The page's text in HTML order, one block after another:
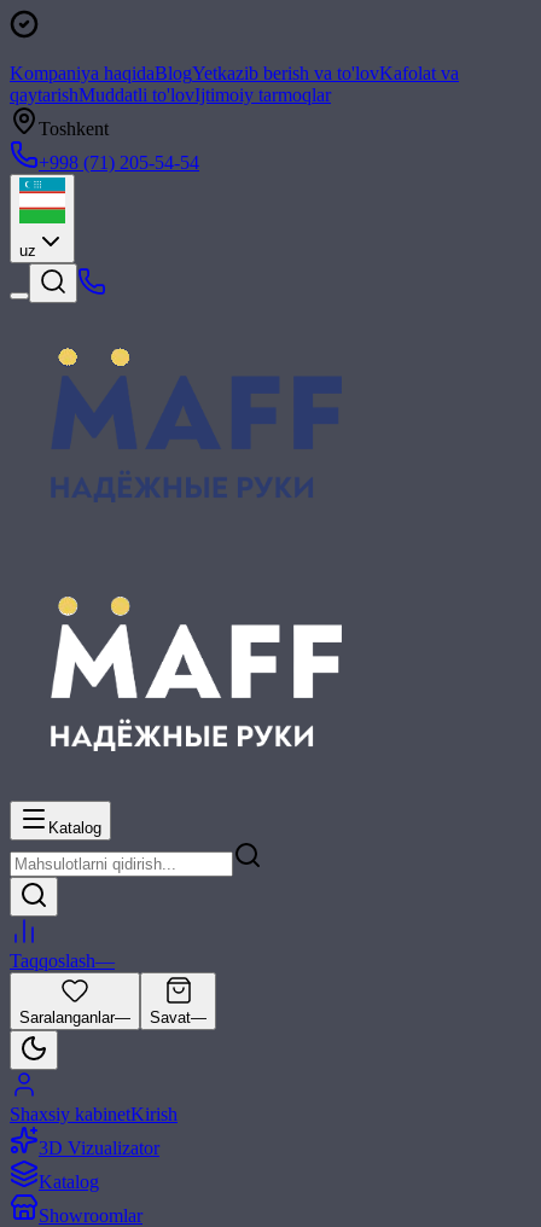
Kompaniya haqidaBlogYetkazib berish va to'lovKafolat va
qaytarishMuddatli to'lovIjtimoiy tarmoqlar
Toshkent
+998 (71) 205-54-54
uz
Katalog
Taqqoslash—
Saralanganlar— Savat—
Shaxsiy kabinetKirish
3D Vizualizator
Katalog
Showroomlar